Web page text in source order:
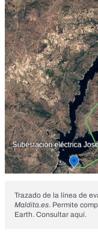
Trazado de la línea de
Maldita.es. Permite
Earth. Consultar aquí.